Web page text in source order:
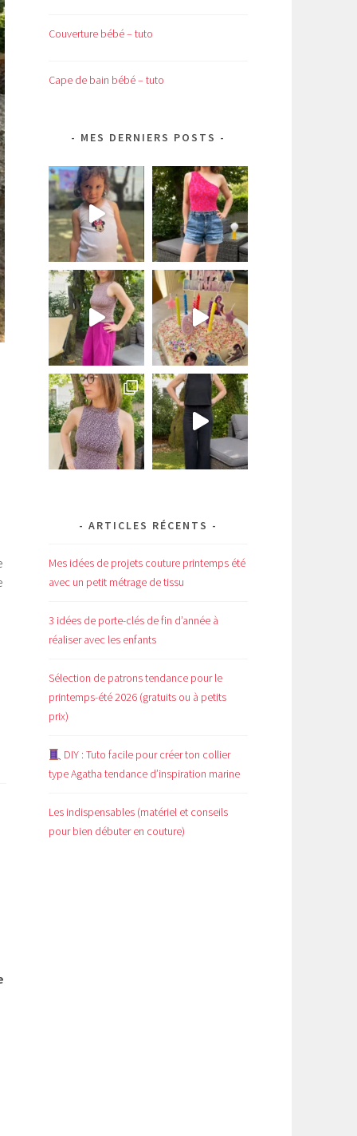
Couverture bébé – tuto
Cape de bain bébé – tuto
MES DERNIERS POSTS
ARTICLES RÉCENTS
Mes idées de projets couture printemps été
avec un petit métrage de tissu
3 idées de porte-clés de fin d’année à
réaliser avec les enfants
Sélection de patrons tendance pour le
printemps-été 2026 (gratuits ou à petits
prix)
DIY : Tuto facile pour créer ton collier
type Agatha tendance d’inspiration marine
Les indispensables (matériel et conseils
pour bien débuter en couture)